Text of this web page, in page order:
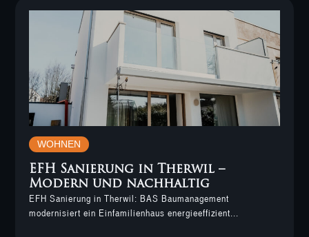
WOHNEN
EFH Sanierung in Therwil –
Modern und nachhaltig
EFH Sanierung in Therwil: BAS Baumanagement
modernisiert ein Einfamilienhaus energieeffizient...